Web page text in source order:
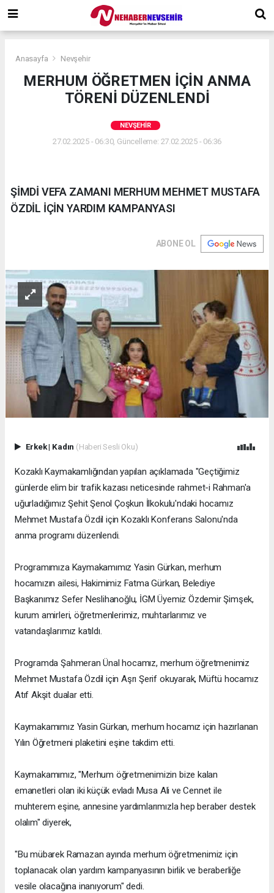
Anasayfa Nevşehir
MERHUM ÖĞRETMEN İÇİN ANMA
TÖRENİ DÜZENLENDİ
NEVŞEHIR
27.02.2025 - 06:30, Güncelleme: 27.02.2025 - 06:36
ŞİMDİ VEFA ZAMANI MERHUM MEHMET MUSTAFA
ÖZDİL İÇİN YARDIM KAMPANYASI
ABONE OL
Erkek| Kadın (Haberi Sesli Oku)
Kozaklı Kaymakamlığından yapılan açıklamada "Geçtiğimiz
günlerde elim bir trafik kazası neticesinde rahmet-i Rahman'a
uğurladığımız Şehit Şenol Çoşkun İlkokulu'ndaki hocamız
Mehmet Mustafa Özdil için Kozaklı Konferans Salonu'nda
anma programı düzenlendi.
Programımıza Kaymakamımız Yasin Gürkan, merhum
hocamızın ailesi, Hakimimiz Fatma Gürkan, Belediye
Başkanımız Sefer Neslihanoğlu, İGM Üyemiz Özdemir Şimşek,
kurum amirleri, öğretmenlerimiz, muhtarlarımız ve
vatandaşlarımız katıldı.
Programda Şahmeran Ünal hocamız, merhum öğretmenimiz
Mehmet Mustafa Özdil için Aşrı Şerif okuyarak, Müftü hocamız
Atıf Akşit dualar etti.
Kaymakamımız Yasin Gürkan, merhum hocamız için hazırlanan
Yılın Öğretmeni plaketini eşine takdim etti.
Kaymakamımız, "Merhum öğretmenimizin bize kalan
emanetleri olan iki küçük evladı Musa Ali ve Cennet ile
muhterem eşine, annesine yardımlarımızla hep beraber destek
olalım" diyerek,
"Bu mübarek Ramazan ayında merhum öğretmenimiz için
toplanacak olan yardım kampanyasının birlik ve beraberliğe
vesile olacağına inanıyorum" dedi.